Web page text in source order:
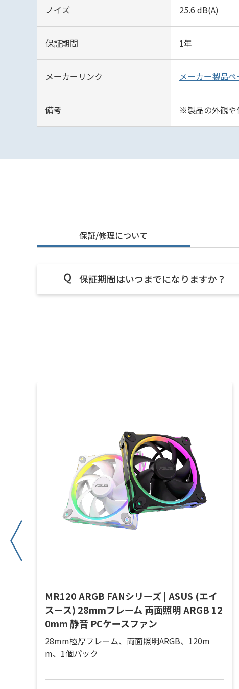
ノイズ 25.6 dB(A)
保証期間 1年
メーカーリンク メーカー製品ペ
備考 ※製品の外観や
保証/修理について
保証期間はいつまでになりますか？
MR120 ARGB FANシリーズ | ASUS (エイ
スース) 28mmフレーム 両面照明 ARGB 12
0mm 静音 PCケースファン
28mm極厚フレーム、両面照明ARGB、120m
m、1個パック